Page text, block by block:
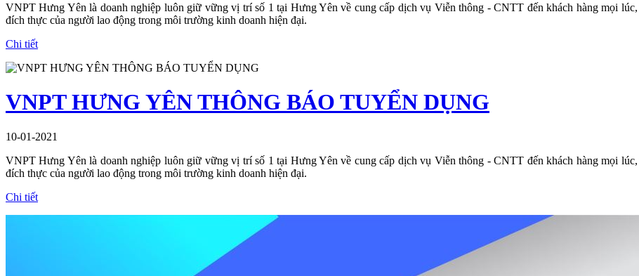
VNPT Hưng Yên là doanh nghiệp luôn giữ vững vị trí số 1 tại Hưng Yên về cung cấp dịch vụ Viễn thông - CNTT đến khách hàng mọi
đích thực của người lao động trong môi trường kinh doanh hiện đại.
Chi tiết
VNPT HƯNG YÊN THÔNG BÁO TUYỂN DỤNG
10-01-2021
VNPT Hưng Yên là doanh nghiệp luôn giữ vững vị trí số 1 tại Hưng Yên về cung cấp dịch vụ Viễn thông - CNTT đến khách hàng mọi
đích thực của người lao động trong môi trường kinh doanh hiện đại.
Chi tiết